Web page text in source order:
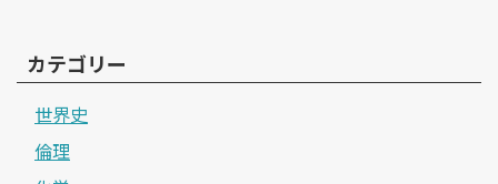
カテゴリー
世界史
倫理